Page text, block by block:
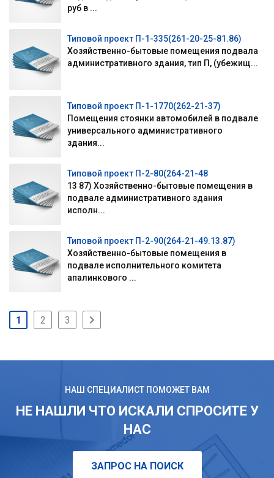
руб в ...
Типовой проект П-1-335(261-20-25-81.86)
Хозяйственно-бытовые помещения подвала
административного здания, тип П, (убежищ...
Типовой проект П-1-1770(262-21-37)
Помещения стоянки автомобилей в подвале
универсального административного
здания...
Типовой проект П-2-80(264-21-48
13 87) Хозяйственно-бытовые помещения в
подвале административного здания
исполн...
Типовой проект П-2-90(264-21-49.13.87)
Хозяйственно-бытовые помещения в
подвале исполнительного комитета
апалинкового ...
1 2 3
НАШ СПЕЦИАЛИСТ ПОМОЖЕТ ВАМ
НЕ НАШЛИ ЧТО ИСКАЛИ СПРОСИТЕ У
НАС
ЗАПРОС НА ПОИСК